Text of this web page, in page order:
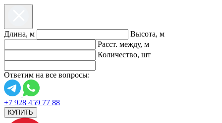
Длина, м
Высота, м
Расст. между, м
Количество, шт
Ответим на все вопросы:
+7 928 459 77 88
КУПИТЬ